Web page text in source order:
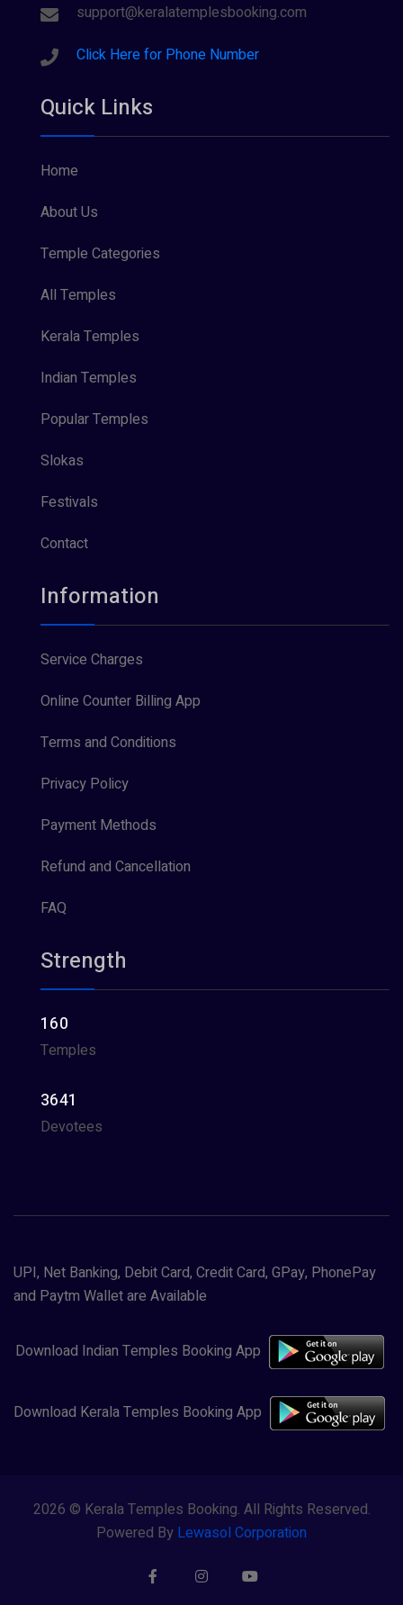
support@keralatemplesbooking.com
Click Here for Phone Number
Quick Links
Home
About Us
Temple Categories
All Temples
Kerala Temples
Indian Temples
Popular Temples
Slokas
Festivals
Contact
Information
Service Charges
Online Counter Billing App
Terms and Conditions
Privacy Policy
Payment Methods
Refund and Cancellation
FAQ
Strength
160
Temples
3641
Devotees
UPI, Net Banking, Debit Card, Credit Card, GPay, PhonePay
and Paytm Wallet are Available
Download Indian Temples Booking App
Download Kerala Temples Booking App
2026 © Kerala Temples Booking. All Rights Reserved.
Powered By Lewasol Corporation